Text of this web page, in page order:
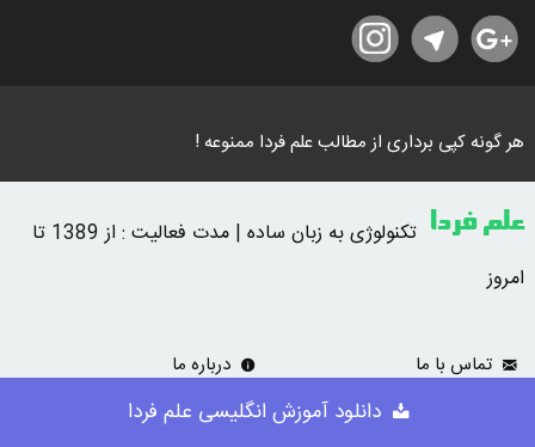
هر گونه کپی برداری از مطالب علم فردا ممنوعه !
علم فردا
تکنولوژی به زبان ساده | مدت فعالیت : از 1389 تا
امروز
تماس با ما درباره ما
دانلود آموزش انگلیسی علم فردا